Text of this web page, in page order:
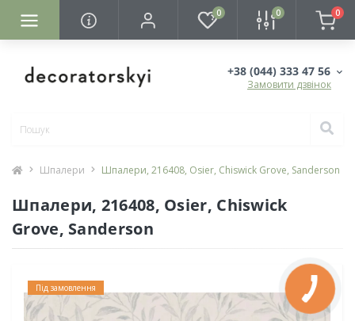
0 0 0
+38 (044) 333 47 56
Замовити дзвінок
Шпалери Шпалери, 216408, Osier, Chiswick Grove, Sanderson
Шпалери, 216408, Osier, Chiswick
Grove, Sanderson
Під замовлення